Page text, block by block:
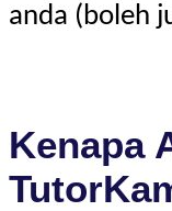
anda (boleh
Kenapa